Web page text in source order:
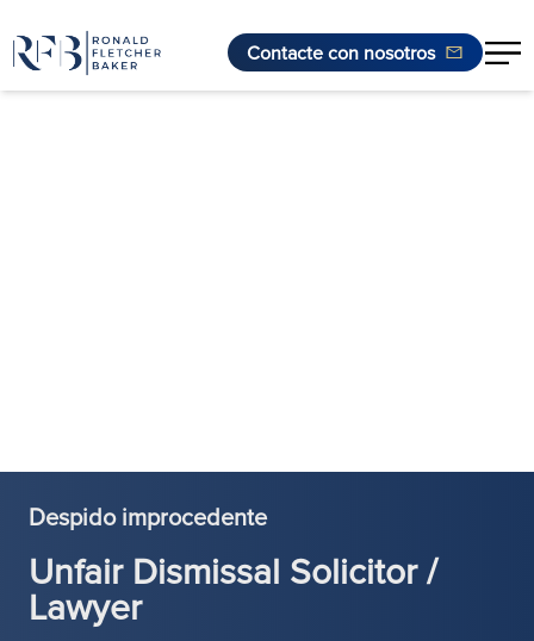
Contacte con nosotros
Despido improcedente
Unfair Dismissal Solicitor /
Lawyer